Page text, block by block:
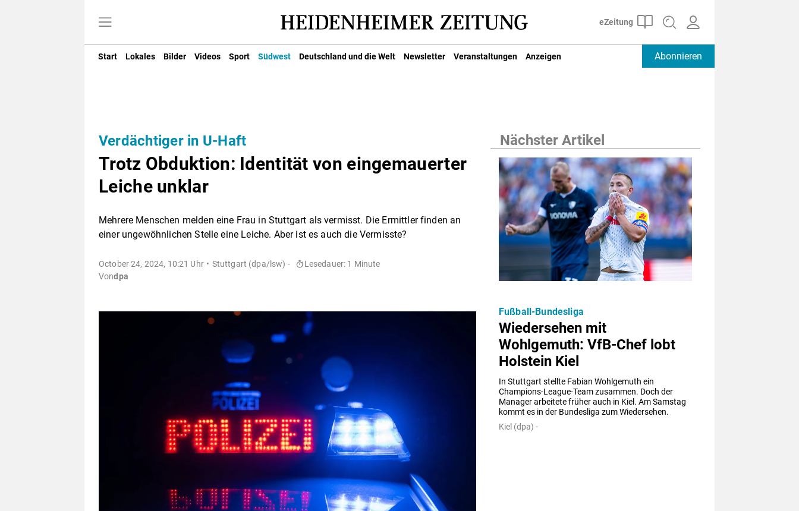
Start Lokales Bilder Videos Sport Südwest Deutschland und die Welt Newsletter Veranstaltungen Anzeigen Abonnieren
Verdächtiger in U-Haft
Trotz Obduktion: Identität von eingemauerter
Leiche unklar
Mehrere Menschen melden eine Frau in Stuttgart als vermisst. Die Ermittler finden an
einer ungewöhnlichen Stelle eine Leiche. Aber ist es auch die Vermisste?
October 24, 2024, 10:21 Uhr Stuttgart (dpa/lsw) -
Lesedauer: 1 Minute
Vondpa
Nächster Artikel
Wiedersehen mit
Wohlgemuth: VfB-Chef lobt
Holstein Kiel
In Stuttgart stellte Fabian Wohlgemuth ein
Champions-League-Team zusammen. Doch der
Manager arbeitete früher auch in Kiel. Am Samstag
kommt es in der Bundesliga zum Wiedersehen.
Fußball-Bundesliga
Kiel (dpa) -